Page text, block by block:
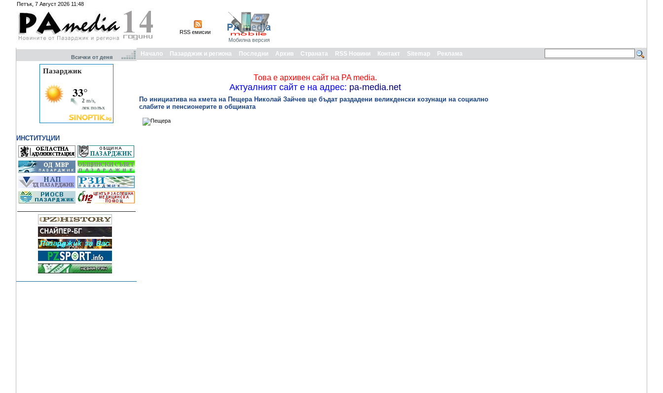
Петък, 7 Август 2026 11:48
RSS емисии
Мобилна версия
Всички от деня
ИНСТИТУЦИИ
Начало Пазарджик и региона Последни Архив Страната RSS Новини Контакт Sitemap Реклама
Това е архивен сайт на PA media.
Актуалният сайт е на адрес: pa-media.net
По инициатива на кмета на Пещера Николай Зайчев ще бъдат раздадени великденски козунаци на социално
слабите и пенсионерите в общината